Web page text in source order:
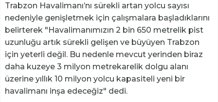
Trabzon Havalimanı’nı sürekli artan yolcu sayısı
nedeniyle genişletmek için çalışmalara başladıklarını
belirterek "Havalimanımızın 2 bin 650 metrelik pist
uzunluğu artık sürekli gelişen ve büyüyen Trabzon
için yeterli değil. Bu nedenle mevcut yerinden biraz
daha kuzeye 3 milyon metrekarelik dolgu alanı
üzerine yıllık 10 milyon yolcu kapasiteli yeni bir
havalimanı inşa edeceğiz" dedi.